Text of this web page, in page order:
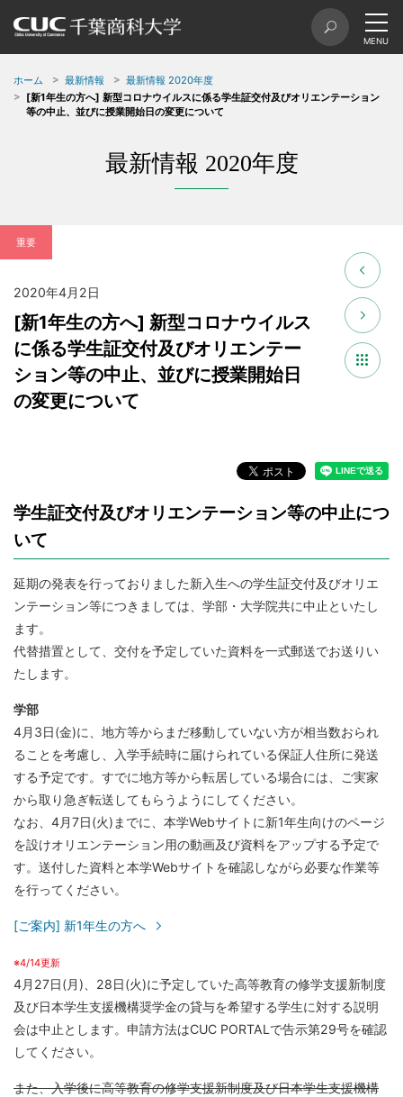
ホーム 最新情報
最新情報 2020年度
[新1年生の方へ] 新型コロナウイルスに係る学生証交付及びオリエンテーション
等の中止、並びに授業開始日の変更について
最新情報 2020年度
重要
2020年4月2日
[新1年生の方へ] 新型コロナウイルス
に係る学生証交付及びオリエンテー
ション等の中止、並びに授業開始日
の変更について
学生証交付及びオリエンテーション等の中止につ
いて
延期の発表を行っておりました新入生への学生証交付及びオリエ
ンテーション等につきましては、学部・大学院共に中止といたし
ます。
代替措置として、交付を予定していた資料を一式郵送でお送りい
たします。
学部
4月3日(金)に、地方等からまだ移動していない方が相当数おられ
ることを考慮し、入学手続時に届けられている保証人住所に発送
する予定です。すでに地方等から転居している場合には、ご実家
から取り急ぎ転送してもらうようにしてください。
なお、4月7日(火)までに、本学Webサイトに新1年生向けのページ
を設けオリエンテーション用の動画及び資料をアップする予定で
す。送付した資料と本学Webサイトを確認しながら必要な作業等
を行ってください。
[ご案内] 新1年生の方へ
※4/14更新
4月27日(月)、28日(火)に予定していた高等教育の修学支援新制度
及び日本学生支援機構奨学金の貸与を希望する学生に対する説明
会は中止とします。申請方法はCUC PORTALで告示第29号を確認
してください。
また、入学後に高等教育の修学支援新制度及び日本学生支援機構